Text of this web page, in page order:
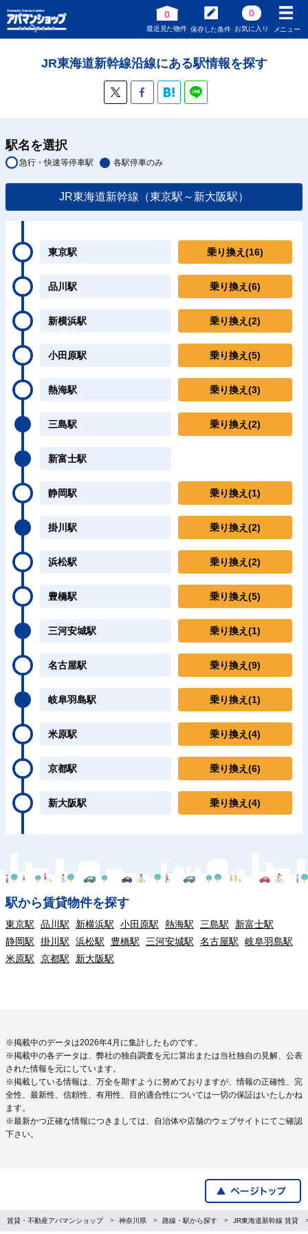
0
最近見た物件 保存した条件
0
お気に入り メニュー
JR東海道新幹線沿線にある駅情報を探す
駅名を選択
急行・快速等停車駅 各駅停車のみ
JR東海道新幹線（東京駅～新大阪駅）
東京駅 乗り換え (16)
品川駅 乗り換え (6)
新横浜駅 乗り換え (2)
小田原駅 乗り換え (5)
熱海駅 乗り換え (3)
三島駅 乗り換え (2)
新富士駅
静岡駅 乗り換え (1)
掛川駅 乗り換え (2)
浜松駅 乗り換え (2)
豊橋駅 乗り換え (5)
三河安城駅 乗り換え (1)
名古屋駅 乗り換え (9)
岐阜羽島駅 乗り換え (1)
米原駅 乗り換え (4)
京都駅 乗り換え (6)
新大阪駅 乗り換え (4)
駅から賃貸物件を探す
東京駅 品川駅 新横浜駅 小田原駅 熱海駅 三島駅
新富士駅
静岡駅
掛川駅 浜松駅 豊橋駅 三河安城駅 名古屋駅
岐阜羽島駅
米原駅
京都駅 新大阪駅
※掲載中のデータは2026年4月に集計したものです。
※掲載中の各データは、弊社の独自調査を元に算出または当社独自の見解、公表
された情報を元にしています。
※掲載している情報は、万全を期すように努めておりますが、情報の正確性、完
全性、最新性、信頼性、有用性、目的適合性については一切の保証はいたしかね
ます。
※最新かつ正確な情報につきましては、自治体や店舗のウェブサイトにてご確認
下さい。
賃貸・不動産アパマンショップ 神奈川県 路線・駅から探す JR東海道新幹線 賃貸